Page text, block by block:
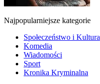
Najpopularniejsze kategorie
Społeczeństwo i Kultura
Komedia
Wiadomości
Sport
Kronika Kryminalna